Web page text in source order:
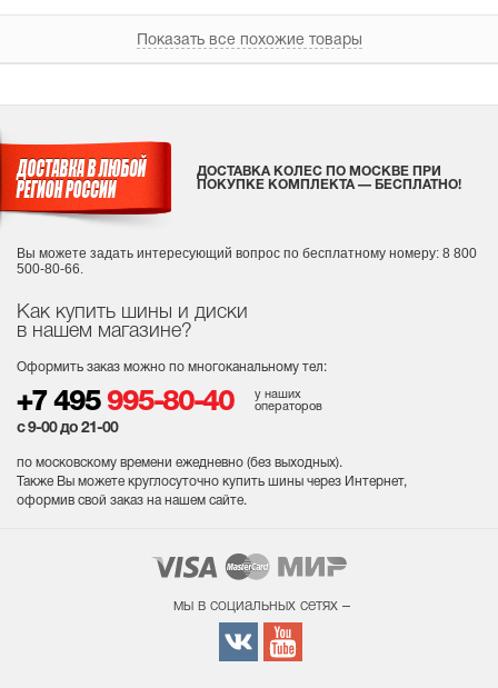
Показать все похожие товары
Как купить шины и диски
в нашем магазине?
Оформить заказ можно по многоканальному тел:
+7 495 995-80-40
у наших
операторов
с 9-00 до 21-00
по московскому времени ежедневно (без выходных).
Также Вы можете круглосуточно купить шины через Интернет,
оформив свой заказ на нашем сайте.
ДОСТАВКА КОЛЕС ПО МОСКВЕ ПРИ
ПОКУПКЕ КОМПЛЕКТА — БЕСПЛАТНО!
Вы можете задать интересующий вопрос по бесплатному номеру: 8 800
500-80-66.
мы в социальных сетях –